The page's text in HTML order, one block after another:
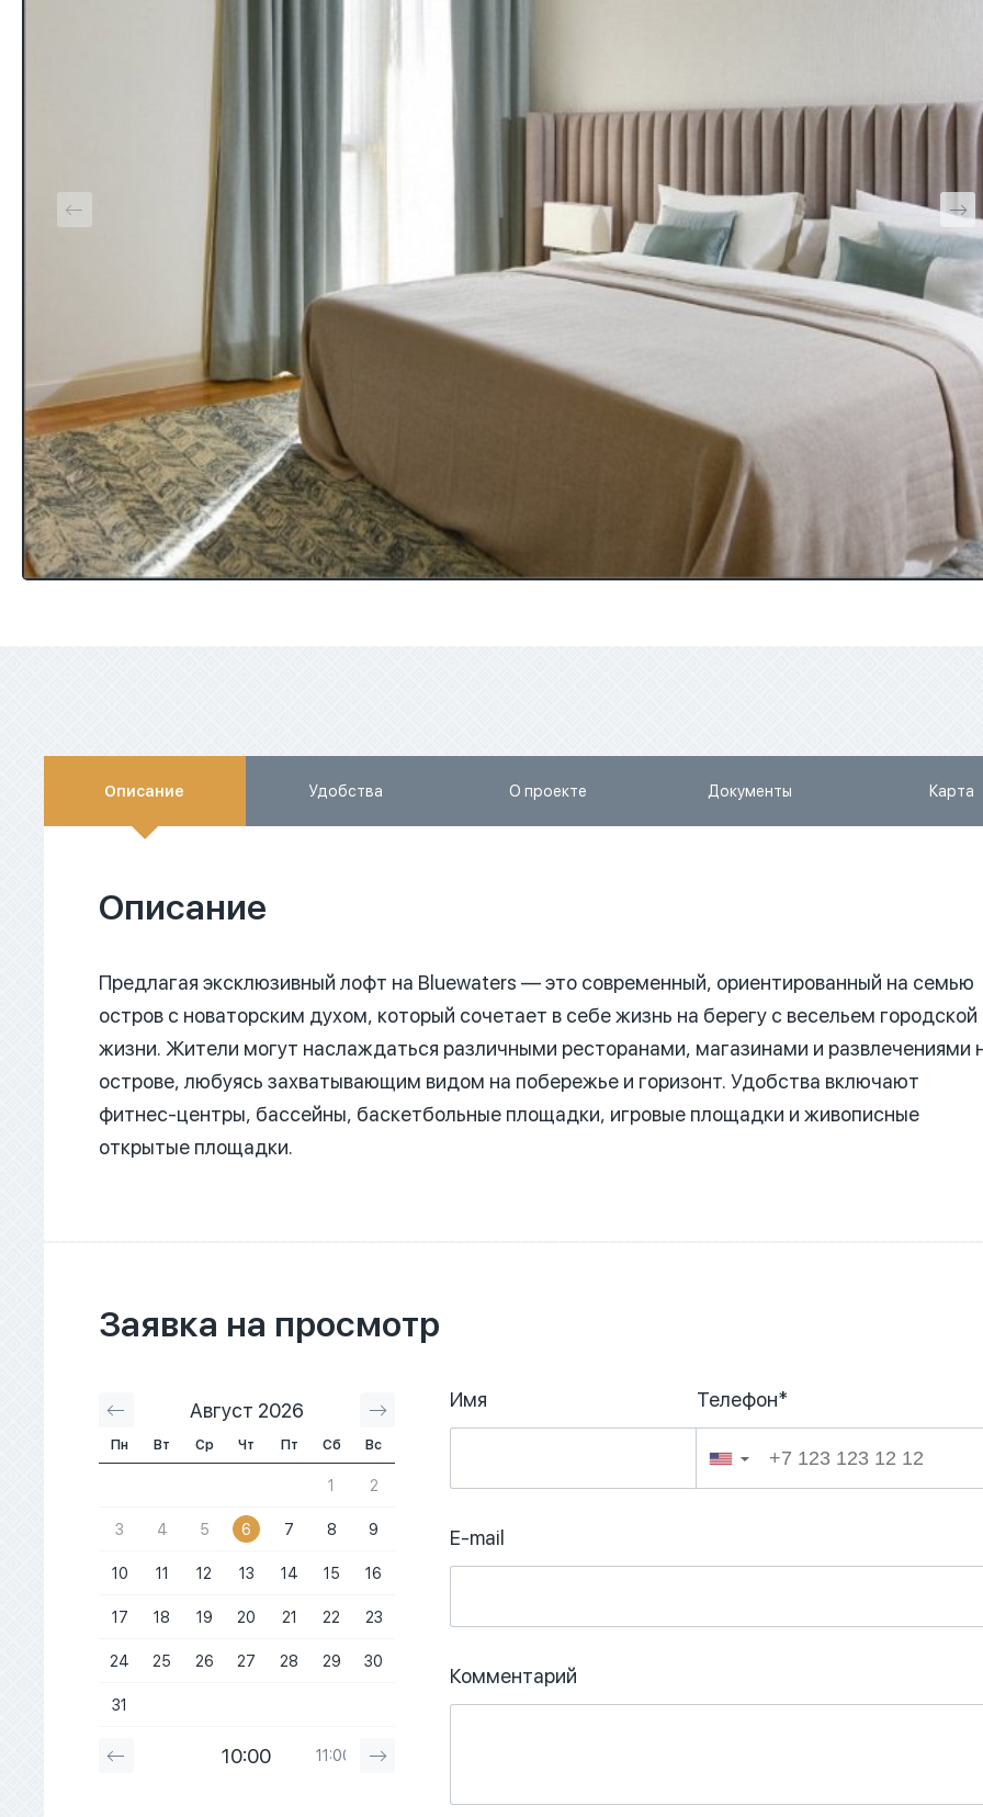
Описание Удобства О проекте Документы Карта
Описание
Предлагая эксклюзивный лофт на Bluewaters — это современный, ориентированный на семью
остров с новаторским духом, который сочетает в себе жизнь на берегу с весельем городской
жизни. Жители могут наслаждаться различными ресторанами, магазинами и развлечениями
острове, любуясь захватывающим видом на побережье и горизонт. Удобства включают
фитнес-центры, бассейны, баскетбольные площадки, игровые площадки и живописные
открытые площадки.
Заявка на просмотр
Август 2026 Сентябрь 2026
Пн Вт Ср Чт Пт Сб Вс
1 2
3 4 5 6 7 8 9
10 11 12 13 14 15 16
17 18 19 20 21 22 23
24 25 26 27 28 29 30
31
10:00 11:00
Имя Телефон*
▼
E-mail
Комментарий